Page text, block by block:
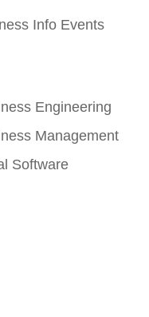
Info Events
Engineering
Management
Software